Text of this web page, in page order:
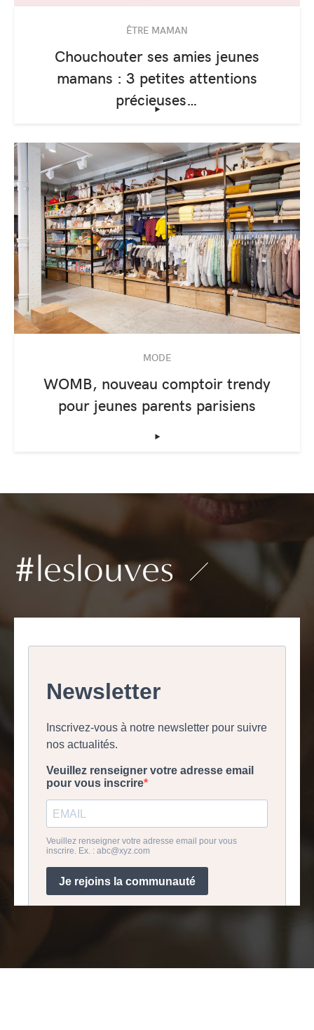
ÊTRE MAMAN
Chouchouter ses amies jeunes
mamans : 3 petites attentions
précieuses…
‣
MODE
WOMB, nouveau comptoir trendy
pour jeunes parents parisiens
‣
#leslouves